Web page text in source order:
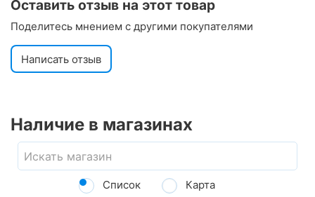
Оставить отзыв на этот товар
Поделитесь мнением с другими покупателями
Написать отзыв
Наличие в магазинах
Список Карта